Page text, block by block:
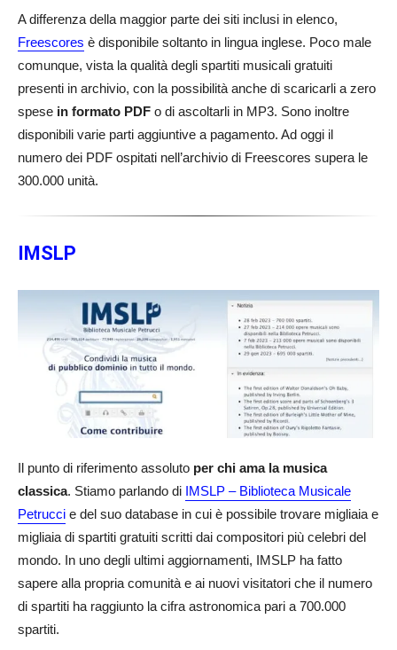
A differenza della maggior parte dei siti inclusi in elenco,
Freescores è disponibile soltanto in lingua inglese. Poco male
comunque, vista la qualità degli spartiti musicali gratuiti
presenti in archivio, con la possibilità anche di scaricarli a zero
spese in formato PDF o di ascoltarli in MP3. Sono inoltre
disponibili varie parti aggiuntive a pagamento. Ad oggi il
numero dei PDF ospitati nell’archivio di Freescores supera le
300.000 unità.
IMSLP
Il punto di riferimento assoluto per chi ama la musica
classica. Stiamo parlando di IMSLP – Biblioteca Musicale
Petrucci e del suo database in cui è possibile trovare migliaia e
migliaia di spartiti gratuiti scritti dai compositori più celebri del
mondo. In uno degli ultimi aggiornamenti, IMSLP ha fatto
sapere alla propria comunità e ai nuovi visitatori che il numero
di spartiti ha raggiunto la cifra astronomica pari a 700.000
spartiti.